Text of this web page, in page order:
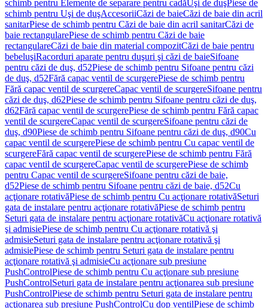
schimb pentru Elemente de separare pentru cadăUşi de duşPiese de
schimb pentru Uşi de duşAccesoriiCăzi de baieCăzi de baie din acril
sanitarPiese de schimb pentru Căzi de baie din acril sanitarCăzi de
baie rectangularePiese de schimb pentru Căzi de baie
rectangulareCăzi de baie din material compozitCăzi de baie pentru
bebeluşiRacorduri aparate pentru duşuri şi căzi de baieSifoane
pentru căzi de duş, d52Piese de schimb pentru Sifoane pentru căzi
de duş, d52Fără capac ventil de scurgerePiese de schimb pentru
Fără capac ventil de scurgereCapac ventil de scurgereSifoane pentru
căzi de duş, d62Piese de schimb pentru Sifoane pentru căzi de duş,
d62Fără capac ventil de scurgerePiese de schimb pentru Fără capac
ventil de scurgereCapac ventil de scurgereSifoane pentru căzi de
duş, d90Piese de schimb pentru Sifoane pentru căzi de duş, d90Cu
capac ventil de scurgerePiese de schimb pentru Cu capac ventil de
scurgereFără capac ventil de scurgerePiese de schimb pentru Fără
capac ventil de scurgereCapac ventil de scurgerePiese de schimb
pentru Capac ventil de scurgereSifoane pentru căzi de baie,
d52Piese de schimb pentru Sifoane pentru căzi de baie, d52Cu
acţionare rotativăPiese de schimb pentru Cu acţionare rotativăSeturi
gata de instalare pentru acţionare rotativăPiese de schimb pentru
Seturi gata de instalare pentru acţionare rotativăCu acţionare rotativă
şi admisiePiese de schimb pentru Cu acţionare rotativă şi
admisieSeturi gata de instalare pentru acţionare rotativă şi
admisiePiese de schimb pentru Seturi gata de instalare pentru
acţionare rotativă şi admisieCu acţionare sub presiune
PushControlPiese de schimb pentru Cu acţionare sub presiune
PushControlSeturi gata de instalare pentru acţionarea sub presiune
PushControlPiese de schimb pentru Seturi gata de instalare pentru
acţionarea sub presiune PushControlCu dop ventilPiese de schimb